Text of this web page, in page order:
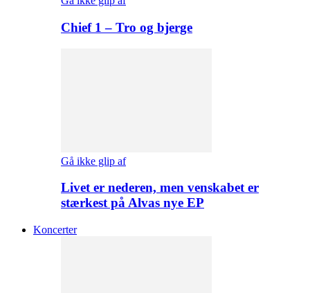
Chief 1 – Tro og bjerge
Gå ikke glip af
Livet er nederen, men venskabet er
stærkest på Alvas nye EP
Koncerter